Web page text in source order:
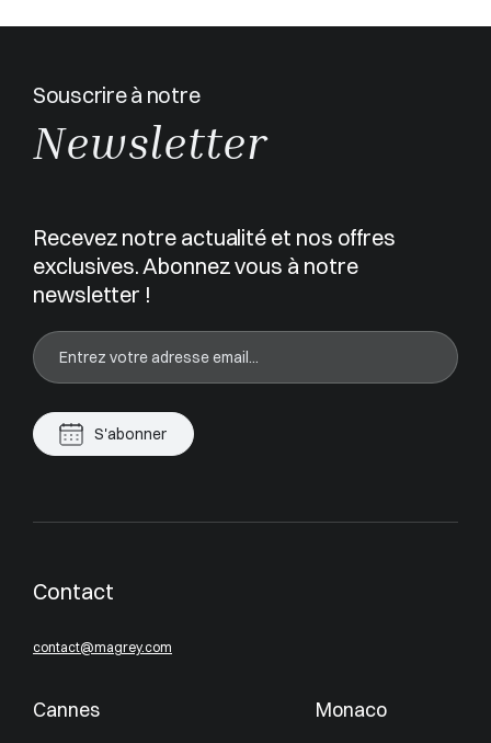
Souscrire à notre
Newsletter
Recevez notre actualité et nos offres
exclusives. Abonnez vous à notre
newsletter !
S'abonner
Contact
contact@magrey.com
Cannes Monaco